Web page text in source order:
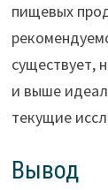
пищевых
существует,
и выше
текущие
Вывод